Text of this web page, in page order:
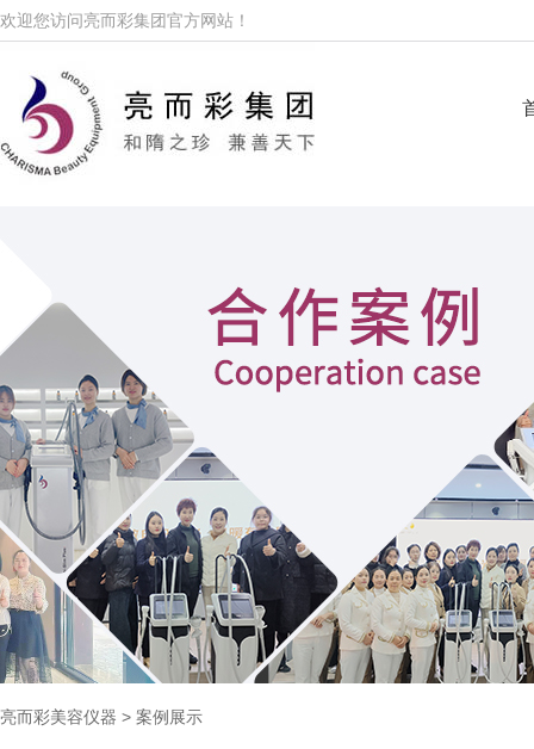
欢迎您访问亮而彩集团官方网站！
亮而彩美容仪器 > 案例展示